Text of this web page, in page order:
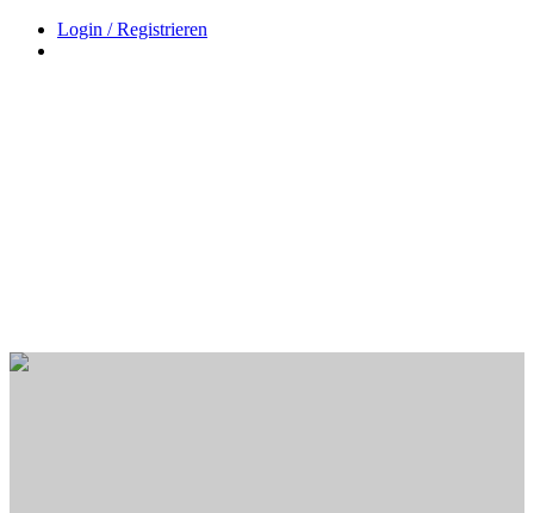
Login / Registrieren